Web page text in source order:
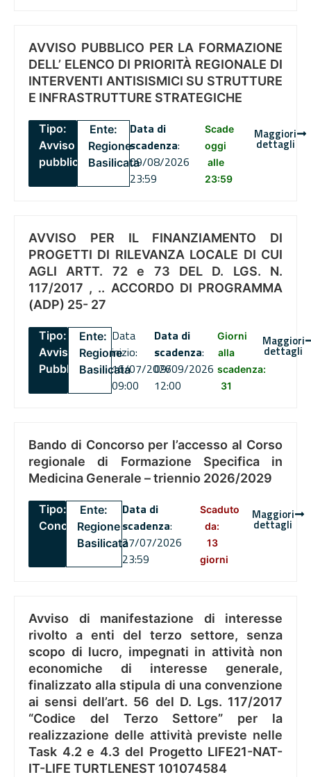
AVVISO PUBBLICO PER LA FORMAZIONE
DELL’ ELENCO DI PRIORITÀ REGIONALE DI
INTERVENTI ANTISISMICI SU STRUTTURE
E INFRASTRUTTURE STRATEGICHE
Tipo:
Avviso
pubblico
Ente:
Regione
Basilicata
Data di
scadenza:
09/08/2026
23:59
Scade
oggi
alle
23:59
Maggiori
dettagli
AVVISO PER IL FINANZIAMENTO DI
PROGETTI DI RILEVANZA LOCALE DI CUI
AGLI ARTT. 72 e 73 DEL D. LGS. N.
117/2017 , .. ACCORDO DI PROGRAMMA
(ADP) 25- 27
Tipo:
Avviso
Pubblico
Ente:
Regione
Basilicata
Data
inizio:
16/07/2026
09:00
Data di
scadenza:
09/09/2026
12:00
Giorni
alla
scadenza:
31
Maggiori
dettagli
Bando di Concorso per l’accesso al Corso
regionale di Formazione Specifica in
Medicina Generale – triennio 2026/2029
Tipo:
Concorsi
Ente:
Regione
Basilicata
Data di
scadenza:
27/07/2026
23:59
Scaduto
da:
13
giorni
Maggiori
dettagli
Avviso di manifestazione di interesse
rivolto a enti del terzo settore, senza
scopo di lucro, impegnati in attività non
economiche di interesse generale,
finalizzato alla stipula di una convenzione
ai sensi dell’art. 56 del D. Lgs. 117/2017
“Codice del Terzo Settore” per la
realizzazione delle attività previste nelle
Task 4.2 e 4.3 del Progetto LIFE21-NAT-
IT-LIFE TURTLENEST 101074584